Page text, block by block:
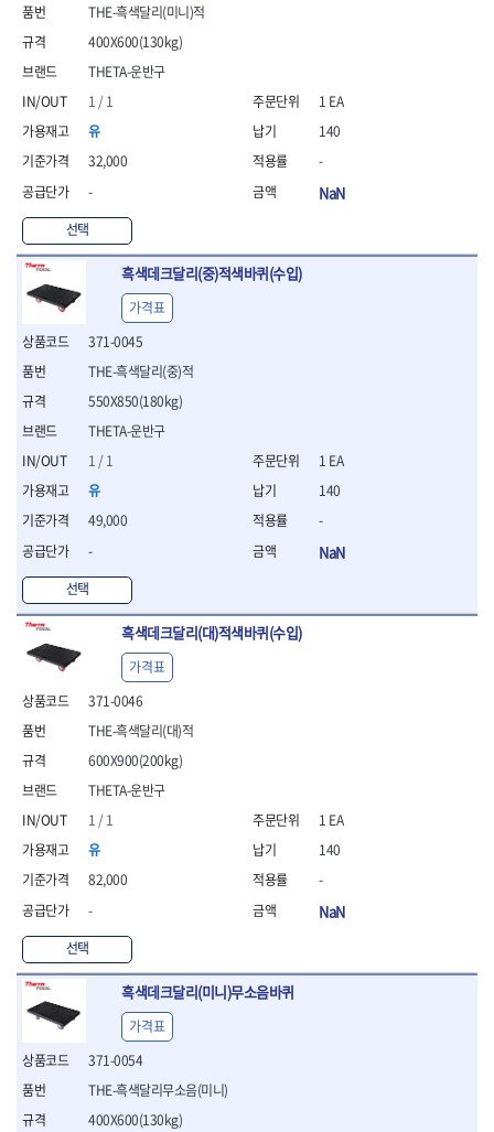
- 날교환드라이버세트
- 드라이버핸들
- 비트홀다드라이버
- 비트홀다드라이버세트
- 드라이버블레이드
- 별비트
- 육각비트
- 검전드라이버
- 육각T렌치
- 전동비트홀다
- 드라이버비트세트
- 옵셋드라이버
- 스크래퍼드라이버
- 정밀드라이버
- 기어렌치
- 육각복스드라이버
- 툴첵플러스
- 조절식렌치
- 볼트세터
- 레이저팁 드라이버
- 라쳇렌치
- 임팩엑스트라롱소켓
- 파워렌치
- 드릴척아답타
- 조인트플러그소켓
- 옵셋렌치
- 소켓홀더
- 클라이밍비트
- 토크아답타
- 비트소켓세트
- 일자비트
- 임팩별비트
- 임팩일자비트
- 임팩포지비트
- 임팩십자비트
- 십자비트
- 임팩별비트소켓
- 임팩XZN비트소켓
- 일자비트소켓
- XZN비트
- 에어앵글그라인더
- 에어리베터기
- 에어원형샌더
- 에어펀치
- 운반가방
- 습식그라인더
- 건식그라인더
- 기타 악세사리
- 루터, 루터테이블
이젠
일레드
츠노다(TTC)
협성
THETA-운반구
1 / 1
유
32,000
-
선택
THE-흑색달리(미니)적
400X600(130kg)
1 EA
140
-
NaN
흑색데크달리(중)적색바퀴(수입)
371-0045
THETA-운반구
1 / 1
유
49,000
-
선택
THE-흑색달리(중)적
550X850(180kg)
가격표
1 EA
140
-
NaN
흑색데크달리(대)적색바퀴(수입)
371-0046
THETA-운반구
1 / 1
유
82,000
-
선택
THE-흑색달리(대)적
600X900(200kg)
가격표
1 EA
140
-
NaN
흑색데크달리(미니)무소음바퀴
371-0054
THE-흑색달리무소음(미니)
400X600(130kg)
가격표